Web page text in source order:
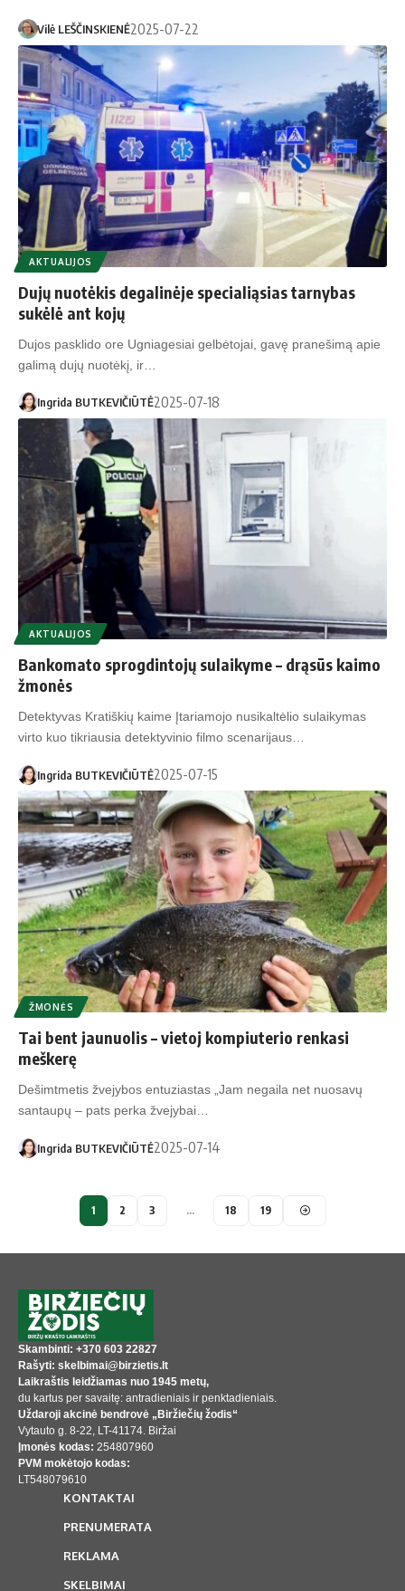
Vilė LEŠČINSKIENĖ2025-07-22
AKTUALIJOS
Dujų nuotėkis degalinėje specialiąsias tarnybas
sukėlė ant kojų
Dujos pasklido ore Ugniagesiai gelbėtojai, gavę pranešimą apie
galimą dujų nuotėkį, ir…
Ingrida BUTKEVIČIŪTĖ2025-07-18
AKTUALIJOS
Bankomato sprogdintojų sulaikyme – drąsūs kaimo
žmonės
Detektyvas Kratiškių kaime Įtariamojo nusikaltėlio sulaikymas
virto kuo tikriausia detektyvinio filmo scenarijaus…
Ingrida BUTKEVIČIŪTĖ2025-07-15
ŽMONĖS
Tai bent jaunuolis – vietoj kompiuterio renkasi
meškerę
Dešimtmetis žvejybos entuziastas „Jam negaila net nuosavų
santaupų – pats perka žvejybai…
Ingrida BUTKEVIČIŪTĖ2025-07-14
1 2 3 … 18 19
Skambinti: +370 603 22827
Rašyti: skelbimai@birzietis.lt
Laikraštis leidžiamas nuo 1945 metų,
du kartus per savaitę: antradieniais ir penktadieniais.
Uždaroji akcinė bendrovė „Biržiečių žodis“
Vytauto g. 8-22, LT-41174. Biržai
Įmonės kodas: 254807960
PVM mokėtojo kodas:
LT548079610
KONTAKTAI
PRENUMERATA
REKLAMA
SKELBIMAI